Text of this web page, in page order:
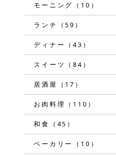
モーニング（10）
ランチ（59）
ディナー（43）
スイーツ（84）
居酒屋（17）
お肉料理（110）
和食（45）
ベーカリー（10）